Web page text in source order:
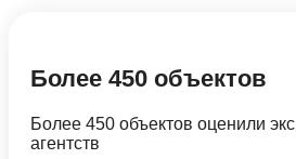
Более 450 объектов
Более 450 объектов оценили
агентств